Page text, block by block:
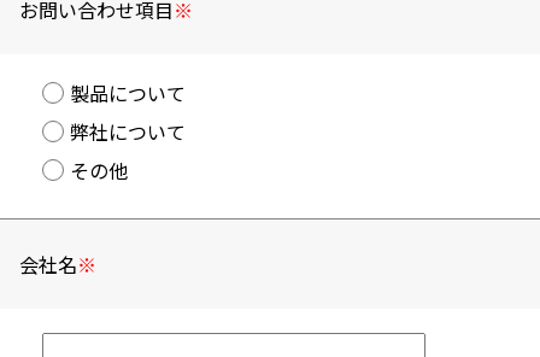
お問い合わせ項目※
製品について
弊社について
その他
会社名※